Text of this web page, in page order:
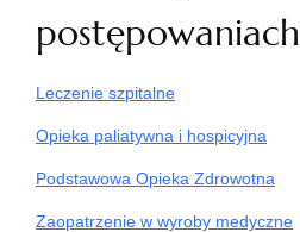
postępowaniach
Leczenie szpitalne
Opieka paliatywna i hospicyjna
Podstawowa Opieka Zdrowotna
Zaopatrzenie w wyroby medyczne